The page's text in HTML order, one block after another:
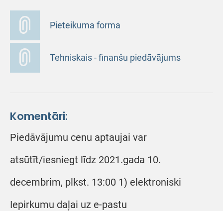
Pieteikuma forma
Tehniskais - finanšu piedāvājums
Komentāri:
Piedāvājumu cenu aptaujai var
atsūtīt/iesniegt līdz 2021.gada 10.
decembrim, plkst. 13:00 1) elektroniski
Iepirkumu daļai uz e-pastu